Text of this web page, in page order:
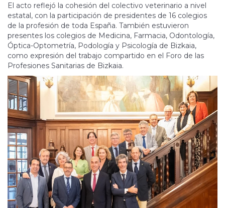
El acto reflejó la cohesión del colectivo veterinario a nivel
estatal, con la participación de presidentes de 16 colegios
de la profesión de toda España. También estuvieron
presentes los colegios de Medicina, Farmacia, Odontología,
Óptica-Optometría, Podología y Psicología de Bizkaia,
como expresión del trabajo compartido en el Foro de las
Profesiones Sanitarias de Bizkaia.